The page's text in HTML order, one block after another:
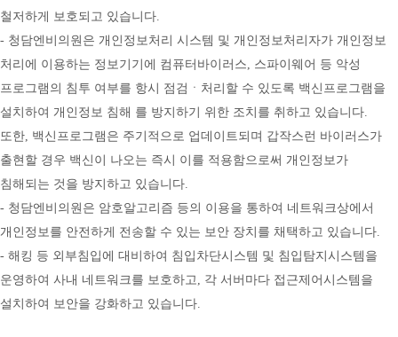
철저하게 보호되고 있습니다.
- 청담엔비의원은 개인정보처리 시스템 및 개인정보처리자가 개인정보
처리에 이용하는 정보기기에 컴퓨터바이러스, 스파이웨어 등 악성
프로그램의 침투 여부를 항시 점검ㆍ처리할 수 있도록 백신프로그램을
설치하여 개인정보 침해 를 방지하기 위한 조치를 취하고 있습니다.
또한, 백신프로그램은 주기적으로 업데이트되며 갑작스런 바이러스가
출현할 경우 백신이 나오는 즉시 이를 적용함으로써 개인정보가
침해되는 것을 방지하고 있습니다.
- 청담엔비의원은 암호알고리즘 등의 이용을 통하여 네트워크상에서
개인정보를 안전하게 전송할 수 있는 보안 장치를 채택하고 있습니다.
- 해킹 등 외부침입에 대비하여 침입차단시스템 및 침입탐지시스템을
운영하여 사내 네트워크를 보호하고, 각 서버마다 접근제어시스템을
설치하여 보안을 강화하고 있습니다.